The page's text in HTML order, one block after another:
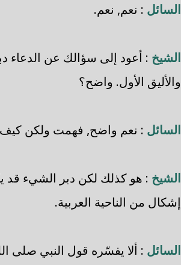
السائل : نعم, نعم.
الشيخ : أعود إلى سؤالك عن الدعاء
والأليق الأول. واضح؟
السائل : نعم واضح, فهمت ولكن كيف
الشيخ : هو كذلك لكن دبر الشيء قد
إشكال من الناحية العربية.
السائل : ألا يفسّره قول النبي صلى